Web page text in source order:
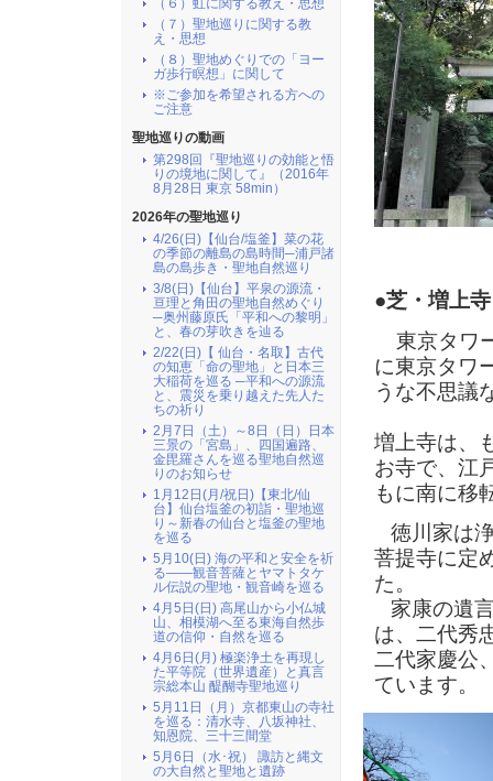
●芝・増上寺
東京タワ
に東京タワ
うな不思議
増上寺は、
お寺で、江
もに南に移
徳川家は
菩提寺に定
た。
家康の遺
は、二代秀
二代家慶公
ています。
（６）虹に関する教え・思想
（７）聖地巡りに関する教
え・思想
（８）聖地めぐりでの「ヨー
ガ歩行瞑想」に関して
※ご参加を希望される方への
ご注意
聖地巡りの動画
第298回『聖地巡りの効能と悟
りの境地に関して』（2016年
8月28日 東京 58min）
2026年の聖地巡り
4/26(日)【仙台/塩釜】菜の花
の季節の離島の島時間─浦戸諸
島の島歩き・聖地自然巡り
3/8(日)【仙台】平泉の源流・
亘理と角田の聖地自然めぐり
─奥州藤原氏「平和への黎明」
と、春の芽吹きを辿る
2/22(日)【 仙台・名取】古代
の知恵「命の聖地」と日本三
大稲荷を巡る ─平和への源流
と、震災を乗り越えた先人た
ちの祈り
2月7日（土）～8日（日）日本
三景の「宮島」、四国遍路、
金毘羅さんを巡る聖地自然巡
りのお知らせ
1月12日(月/祝日)【東北/仙
台】仙台塩釜の初詣・聖地巡
り～新春の仙台と塩釜の聖地
を巡る
5月10(日) 海の平和と安全を祈
る――観音菩薩とヤマトタケ
ル伝説の聖地・観音崎を巡る
4月5日(日) 高尾山から小仏城
山、相模湖へ至る東海自然歩
道の信仰・自然を巡る
4月6日(月) 極楽浄土を再現し
た平等院（世界遺産）と真言
宗総本山 醍醐寺聖地巡り
5月11日（月）京都東山の寺社
を巡る：清水寺、八坂神社、
知恩院、三十三間堂
5月6日（水･祝） 諏訪と縄文
の大自然と聖地と遺跡